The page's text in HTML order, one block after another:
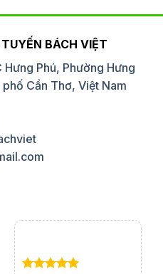
BÁCH VIỆT
Phú, Phường Hưng
Cần Thơ, Việt Nam